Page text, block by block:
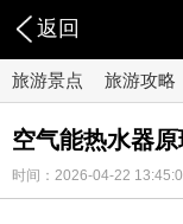
返回
旅游景点 旅游攻略
空气能热水器
时间：2026-04-22